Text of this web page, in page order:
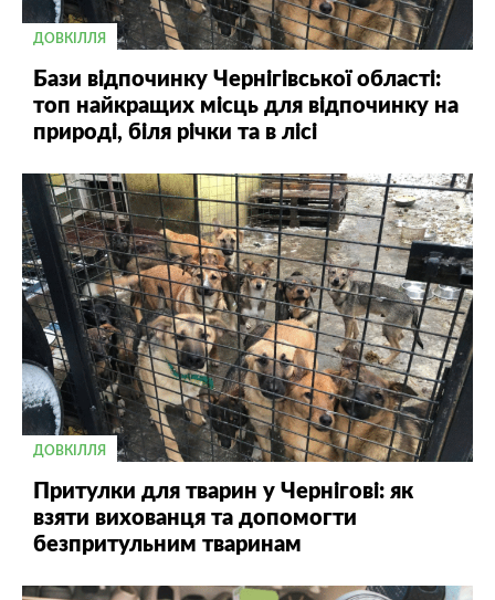
ДОВКІЛЛЯ
Бази відпочинку Чернігівської області:
топ найкращих місць для відпочинку на
природі, біля річки та в лісі
ДОВКІЛЛЯ
Притулки для тварин у Чернігові: як
взяти вихованця та допомогти
безпритульним тваринам